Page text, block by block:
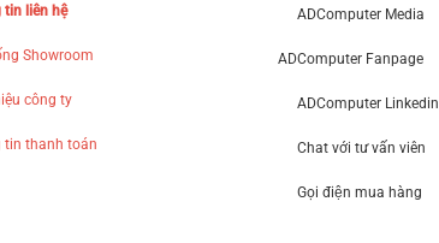
tin liên hệ
Showroom
công ty
tin thanh toán
ADComputer Media
ADComputer Fanpage
ADComputer Linkedin
Chat với tư vấn viên
Gọi điện mua hàng